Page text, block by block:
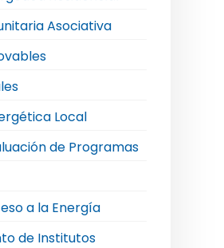
Asociativa
Local
de Programas
a la Energía
de Institutos